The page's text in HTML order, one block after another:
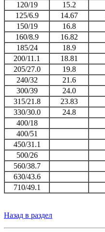
120/19
15.2
125/6.9
14.67
150/19
16.8
160/8.9
16.82
185/24
18.9
200/11.1
18.81
205/27.0
19.8
240/32
21.6
300/39
24.0
315/21.8
23.83
330/30.0
24.8
400/18
400/51
450/31.1
500/26
560/38.7
630/43.6
710/49.1
Назад в раздел